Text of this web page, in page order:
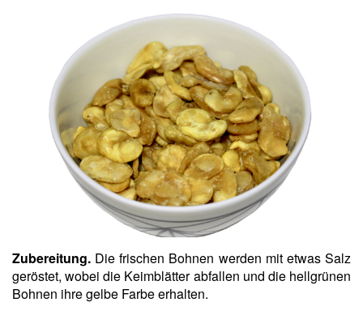
Zubereitung. Die frischen Bohnen werden mit etwas Salz
geröstet, wobei die Keimblätter abfallen und die hellgrünen
Bohnen ihre gelbe Farbe erhalten.